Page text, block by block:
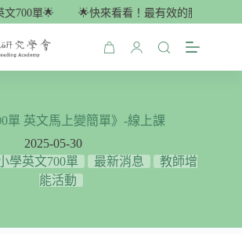
700單🌟 🌟快來看看！最有效的腦科學單字
購
單 英文馬上變簡單》-線上課
2025-05-30
學英文700單 最新消息
教師增
能活動